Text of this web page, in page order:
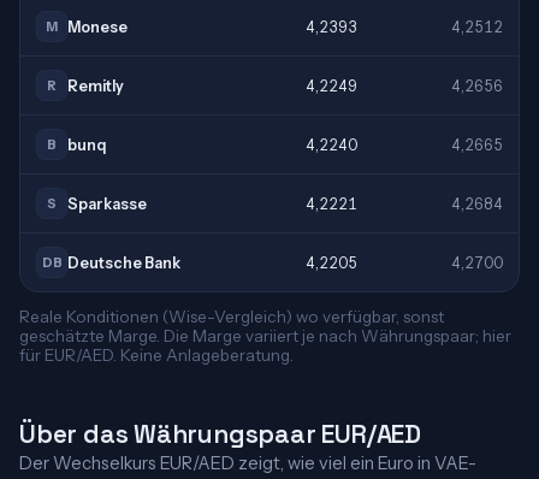
M Monese 4,2393 4,2512
R Remitly 4,2249 4,2656
B bunq 4,2240 4,2665
S Sparkasse 4,2221 4,2684
DB Deutsche Bank 4,2205 4,2700
Reale Konditionen (Wise-Vergleich) wo verfügbar, sonst
geschätzte Marge. Die Marge variiert je nach Währungspaar; hier
für EUR/AED. Keine Anlageberatung.
Über das Währungspaar EUR/AED
Der Wechselkurs EUR/AED zeigt, wie viel ein Euro in VAE-